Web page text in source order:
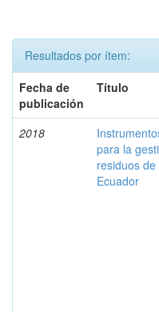
Resultados por ítem:
Fecha de
publicación
Título
2018
para la
residuos
Ecuador